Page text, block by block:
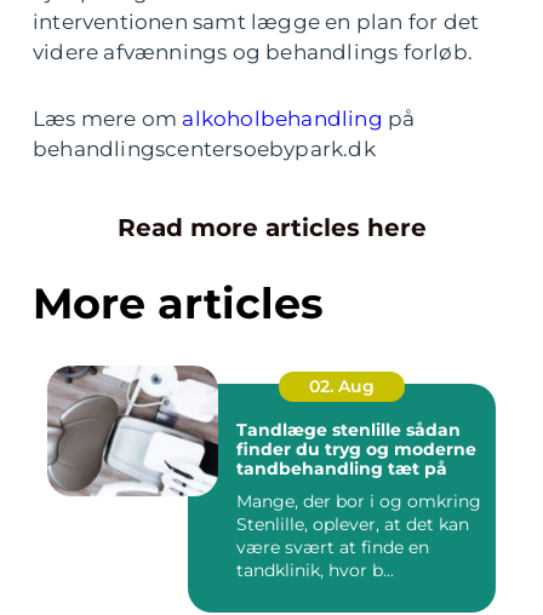
interventionen samt lægge en plan for det
videre afvænnings og behandlings forløb.
Læs mere om alkoholbehandling på
behandlingscentersoebypark.dk
Read more articles here
More articles
02. Aug
Tandlæge stenlille sådan
finder du tryg og moderne
tandbehandling tæt på
Mange, der bor i og omkring
Stenlille, oplever, at det kan
være svært at finde en
tandklinik, hvor b...